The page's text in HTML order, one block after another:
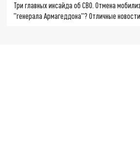
Три главных инсайда об СВО. Отмена
"генерала Армагеддона"? Отличные